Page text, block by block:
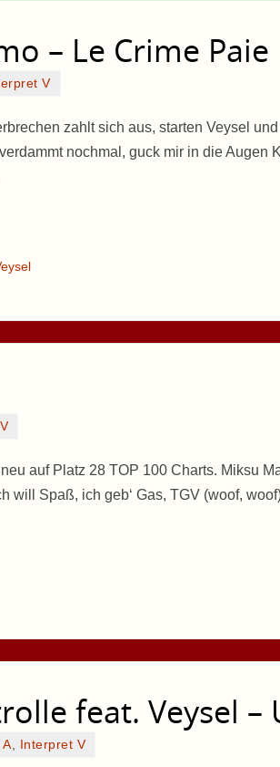
– Le Crime Paie
V
zahlt sich aus, starten Veysel
nochmal, guck mir in die Augen
auf Platz 28 TOP 100 Charts. Miksu
will Spaß, ich geb‘ Gas, TGV (woof,
feat. Veysel –
A, Interpret V